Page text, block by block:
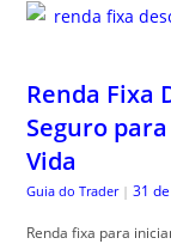
Renda Fixa
Seguro
Vida
Guia do Trader | 31
Renda fixa para